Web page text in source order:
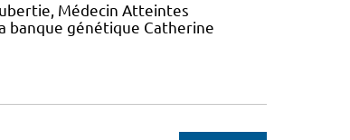
Médecin Atteintes
banque génétique Catherine